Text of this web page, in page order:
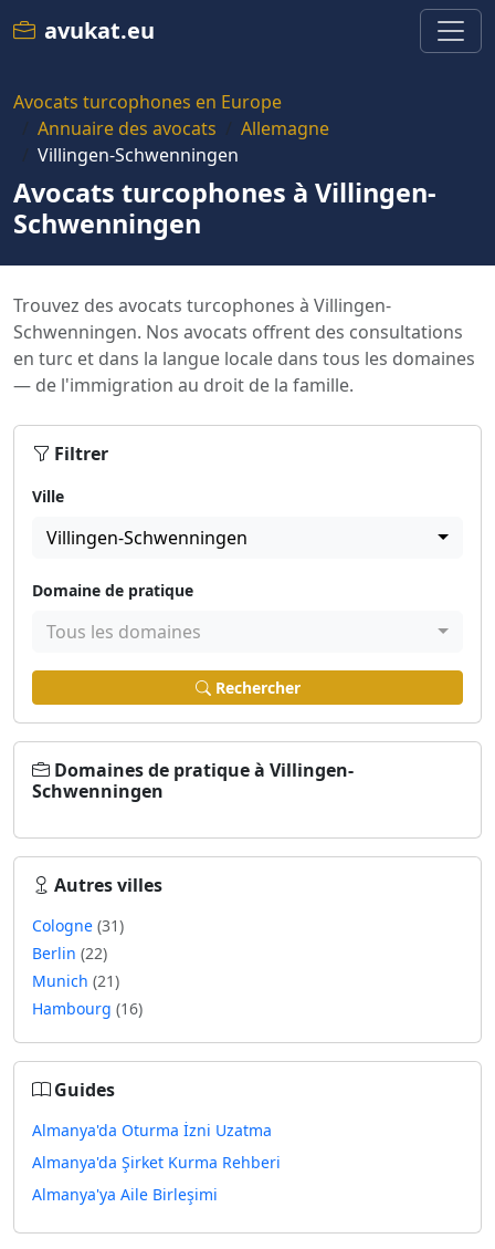
avukat.eu
Avocats turcophones en Europe
Annuaire des avocats
Allemagne
Villingen-Schwenningen
Avocats turcophones à Villingen-
Schwenningen
Trouvez des avocats turcophones à Villingen-
Schwenningen. Nos avocats offrent des consultations
en turc et dans la langue locale dans tous les domaines
— de l'immigration au droit de la famille.
Filtrer
Ville
Villingen-Schwenningen
Domaine de pratique
Tous les domaines
Rechercher
Domaines de pratique à Villingen-
Schwenningen
Autres villes
Cologne (31)
Berlin (22)
Munich (21)
Hambourg (16)
Guides
Almanya'da Oturma İzni Uzatma
Almanya'da Şirket Kurma Rehberi
Almanya'ya Aile Birleşimi